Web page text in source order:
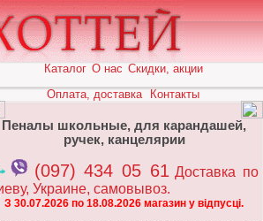
Каталог О нас Скидки, акции
Оплата, доставка
Контакты
Пеналы школьные, для карандашей,
ручек, канцелярии
(097) 434 05 61 Доставка по
Украине, самовывоз.
З 30.07.2026 по 18.08.2026 магазин у відпусці.